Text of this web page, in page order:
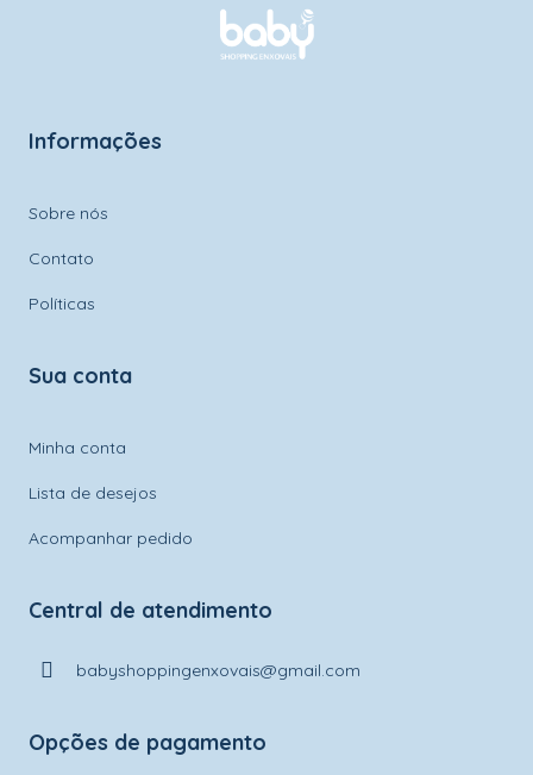
Informações
Sobre nós
Contato
Políticas
Sua conta
Minha conta
Lista de desejos
Acompanhar pedido
Central de atendimento
babyshoppingenxovais@gmail.com
Opções de pagamento